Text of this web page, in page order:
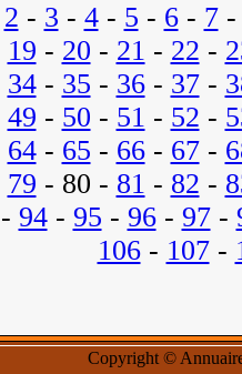
2 - 3 - 4- 5 - 6- 7
19 - 20 - 21 - 22 -
34- 35 - 36- 37-
49 - 50 - 51 - 52 -
64- 65 - 66- 67-
79 - 80 - 81 - 82 -
- 94- 95 - 96- 97-
106- 107-
Copyright ©